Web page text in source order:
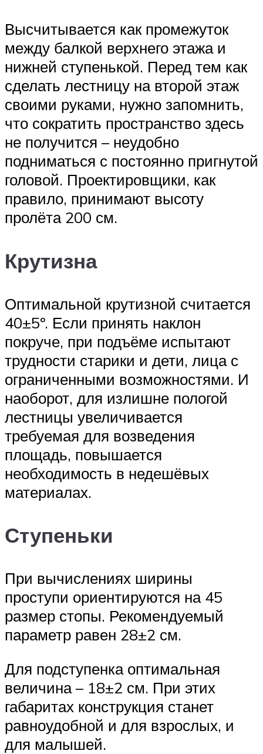
Высчитывается как промежуток
между балкой верхнего этажа и
нижней ступенькой. Перед тем как
сделать лестницу на второй этаж
своими руками, нужно запомнить,
что сократить пространство здесь
не получится – неудобно
подниматься с постоянно пригнутой
головой. Проектировщики, как
правило, принимают высоту
пролёта 200 см.
Крутизна
Оптимальной крутизной считается
40±5º. Если принять наклон
покруче, при подъёме испытают
трудности старики и дети, лица с
ограниченными возможностями. И
наоборот, для излишне пологой
лестницы увеличивается
требуемая для возведения
площадь, повышается
необходимость в недешёвых
материалах.
Ступеньки
При вычислениях ширины
проступи ориентируются на 45
размер стопы. Рекомендуемый
параметр равен 28±2 см.
Для подступенка оптимальная
величина – 18±2 см. При этих
габаритах конструкция станет
равноудобной и для взрослых, и
для малышей.